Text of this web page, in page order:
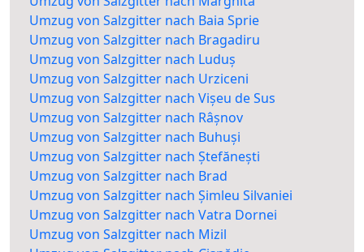
Umzug von Salzgitter nach Baia Sprie
Umzug von Salzgitter nach Bragadiru
Umzug von Salzgitter nach Luduș
Umzug von Salzgitter nach Urziceni
Umzug von Salzgitter nach Vișeu de Sus
Umzug von Salzgitter nach Râșnov
Umzug von Salzgitter nach Buhuși
Umzug von Salzgitter nach Ștefănești
Umzug von Salzgitter nach Brad
Umzug von Salzgitter nach Șimleu Silvaniei
Umzug von Salzgitter nach Vatra Dornei
Umzug von Salzgitter nach Mizil